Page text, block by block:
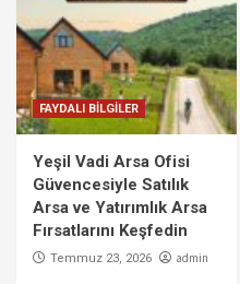
FAYDALI BİLGİLER
Yeşil Vadi Arsa Ofisi
Güvencesiyle Satılık
Arsa ve Yatırımlık Arsa
Fırsatlarını Keşfedin
Temmuz 23, 2026 admin